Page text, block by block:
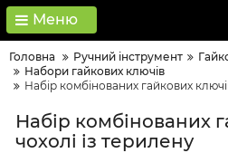
Меню
Головна Ручний інструмент
Набори гайкових ключів
Набір комбінованих гайкових
Набір комбінованих
чохолі із терилену